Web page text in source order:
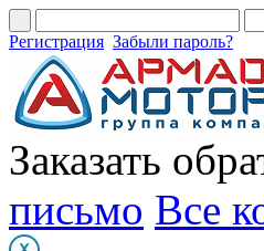
Регистрация Забыли пароль?
Заказать
письмо Все